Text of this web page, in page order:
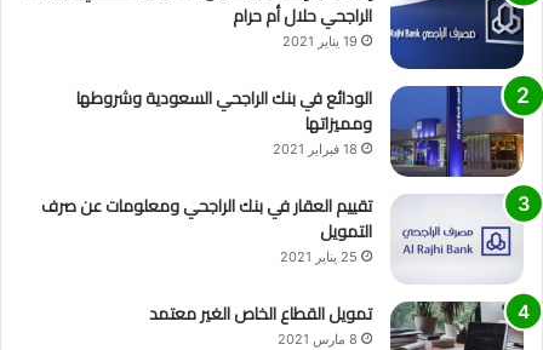
الراجحي حلال أم حرام
19 يناير 2021
الودائع في بنك الراجحي السعودية وشروطها
ومميزاتها
18 فبراير 2021
تقييم العقار في بنك الراجحي ومعلومات عن صرف
التمويل
25 يناير 2021
تمويل القطاع الخاص الغير معتمد
8 مارس 2021